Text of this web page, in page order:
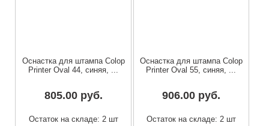
Оснастка для штампа Colop
Printer Oval 44, синяя, ...
805.00 руб.
Остаток на складе: 2 шт
Оснастка для штампа Colop
Printer Oval 55, синяя, ...
906.00 руб.
Остаток на складе: 2 шт